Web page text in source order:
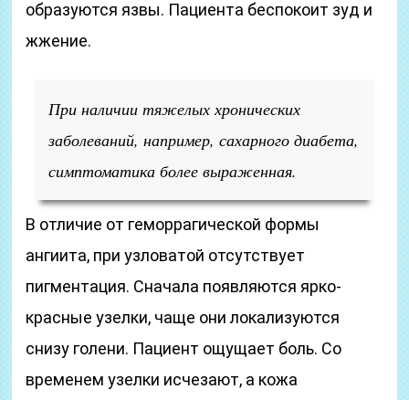
образуются язвы. Пациента беспокоит зуд и
жжение.
При наличии тяжелых хронических
заболеваний, например, сахарного диабета,
симптоматика более выраженная.
В отличие от геморрагической формы
ангиита, при узловатой отсутствует
пигментация. Сначала появляются ярко-
красные узелки, чаще они локализуются
снизу голени. Пациент ощущает боль. Со
временем узелки исчезают, а кожа